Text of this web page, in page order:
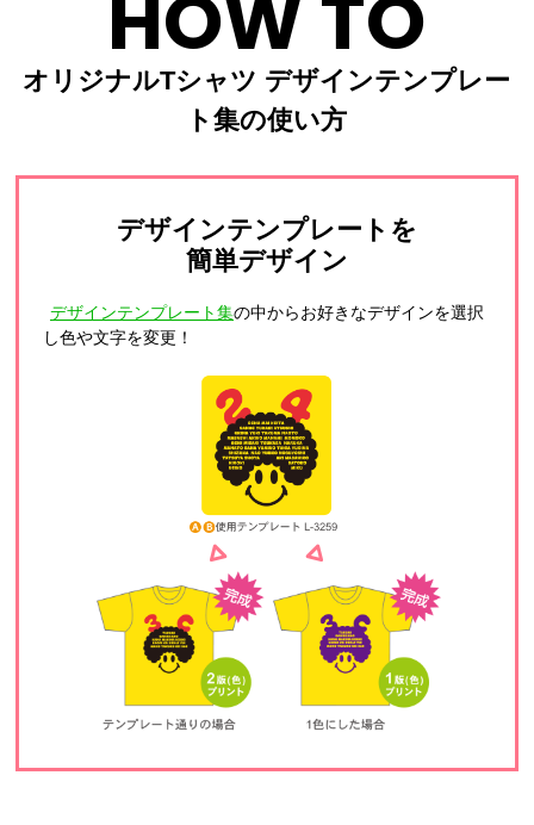
HOW TO
オリジナルTシャツ デザインテンプレー
ト集の使い方
デザインテンプレートを
簡単デザイン
デザインテンプレート集の中からお好きなデザインを選択
し色や文字を変更！